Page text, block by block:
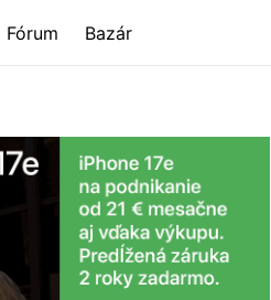
Fórum Bazár